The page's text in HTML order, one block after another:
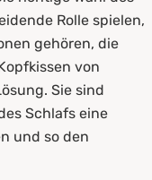
Rolle spielen,
gehören, die
von
Sie sind
Schlafs eine
und so den